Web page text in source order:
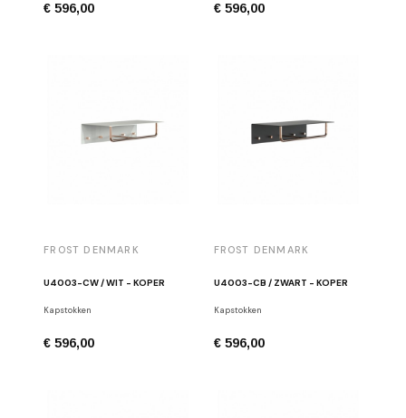
€ 596,00 € 596,00
FROST DENMARK
U4003-CW / WIT - KOPER
Kapstokken
€ 596,00
FROST DENMARK
U4003-CB / ZWART - KOPER
Kapstokken
€ 596,00